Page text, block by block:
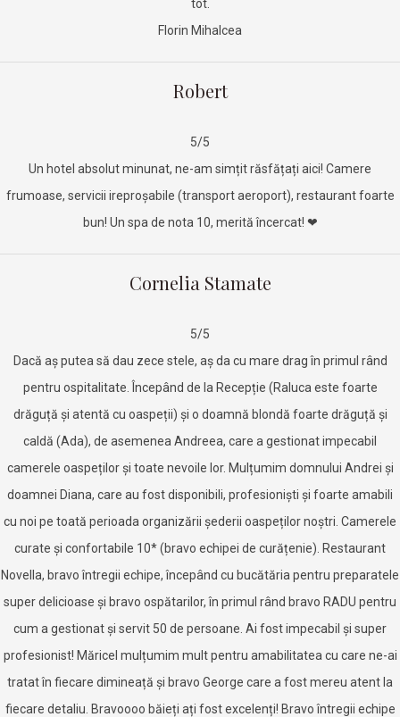
tot.
Florin Mihalcea
Robert
5/5
Un hotel absolut minunat, ne-am simțit răsfățați aici! Camere
frumoase, servicii ireproșabile (transport aeroport), restaurant foarte
bun! Un spa de nota 10, merită încercat! ❤
Cornelia Stamate
5/5
Dacă aș putea să dau zece stele, aș da cu mare drag în primul rând
pentru ospitalitate. Începând de la Recepție (Raluca este foarte
drăguță și atentă cu oaspeții) și o doamnă blondă foarte drăguță și
caldă (Ada), de asemenea Andreea, care a gestionat impecabil
camerele oaspeților și toate nevoile lor. Mulțumim domnului Andrei și
doamnei Diana, care au fost disponibili, profesioniști și foarte amabili
cu noi pe toată perioada organizării șederii oaspeților noștri. Camerele
curate și confortabile 10* (bravo echipei de curățenie). Restaurant
Novella, bravo întregii echipe, începând cu bucătăria pentru preparatele
super delicioase și bravo ospătarilor, în primul rând bravo RADU pentru
cum a gestionat și servit 50 de persoane. Ai fost impecabil și super
profesionist! Măricel mulțumim mult pentru amabilitatea cu care ne-ai
tratat în fiecare dimineață și bravo George care a fost mereu atent la
fiecare detaliu. Bravoooo băieți ați fost excelenți! Bravo întregii echipe